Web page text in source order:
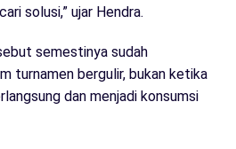
solusi,” ujar Hendra.
semestinya sudah
turnamen bergulir, bukan ketika
dan menjadi konsumsi